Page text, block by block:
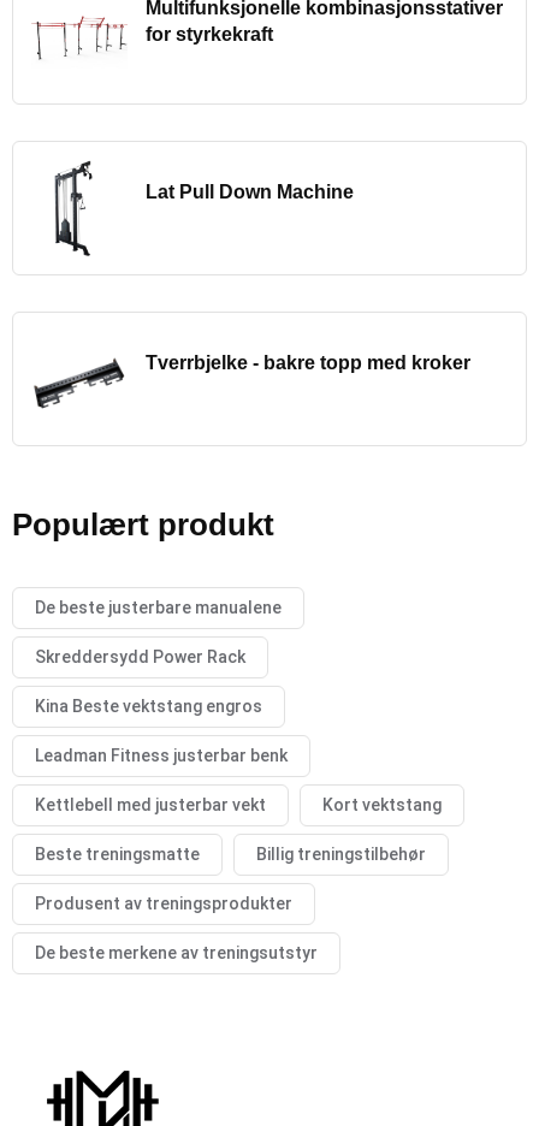
Multifunksjonelle kombinasjonsstativer
for styrkekraft
Lat Pull Down Machine
Tverrbjelke - bakre topp med kroker
Populært produkt
De beste justerbare manualene
Skreddersydd Power Rack
Kina Beste vektstang engros
Leadman Fitness justerbar benk
Kettlebell med justerbar vekt Kort vektstang
Beste treningsmatte Billig treningstilbehør
Produsent av treningsprodukter
De beste merkene av treningsutstyr